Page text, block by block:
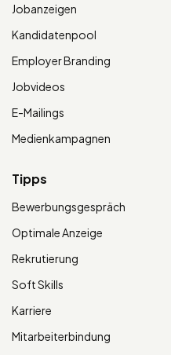
Jobanzeigen
Kandidatenpool
Employer Branding
Jobvideos
E-Mailings
Medienkampagnen
Tipps
Bewerbungsgespräch
Optimale Anzeige
Rekrutierung
Soft Skills
Karriere
Mitarbeiterbindung